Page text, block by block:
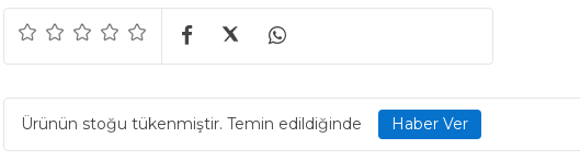
Ürünün stoğu tükenmiştir. Temin edildiğinde